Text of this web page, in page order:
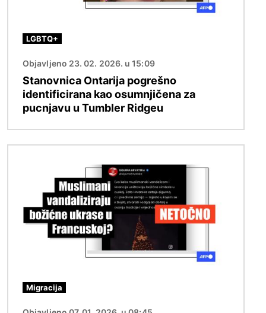
LGBTQ+
Objavljeno 23. 02. 2026. u 15:09
Stanovnica Ontarija pogrešno
identificirana kao osumnjičena za
pucnjavu u Tumbler Ridgeu
Migracija